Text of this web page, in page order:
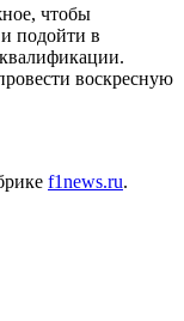
чтобы
подойти в
воскресную
f1news.ru.